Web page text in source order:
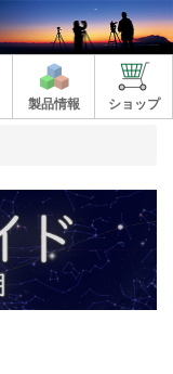
製品情報 ショップ